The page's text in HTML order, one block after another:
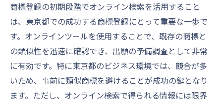
東京都独自の商標登録の注意点とは
地域特性と商標の関係性
東京都特有の商標ルール
地方自治体と連携した商標取得
地域ブランディングと商標の活用
東京都内の商標登録支援サービス
商標登録の初期段階でオンライン検索を活用すること
は、東京都での成功する商標登録にとって重要な一歩で
す。オンラインツールを使用することで、既存の商標と
の類似性を迅速に確認でき、出願の予備調査として非常
に有効です。特に東京都のビジネス環境では、競合が多
いため、事前に類似商標を避けることが成功の鍵となり
ます。ただし、オンライン検索で得られる情報には限界